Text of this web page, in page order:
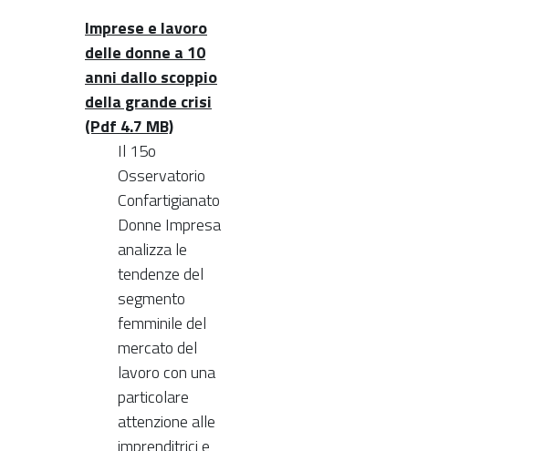
Imprese e lavoro
delle donne a 10
anni dallo scoppio
della grande crisi
(Pdf 4.7 MB)
Il 15o
Osservatorio
Confartigianato
Donne Impresa
analizza le
tendenze del
segmento
femminile del
mercato del
lavoro con una
particolare
attenzione alle
imprenditrici e